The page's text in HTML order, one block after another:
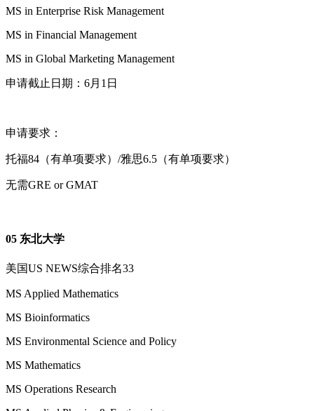
MS in Enterprise Risk Management
MS in Financial Management
MS in Global Marketing Management
申请截止日期：6月1日
申请要求：
托福84（有单项要求）/雅思6.5（有单项要求）
无需GRE or GMAT
05 东北大学
美国US NEWS综合排名33
MS Applied Mathematics
MS Bioinformatics
MS Environmental Science and Policy
MS Mathematics
MS Operations Research